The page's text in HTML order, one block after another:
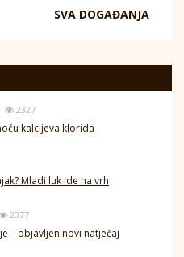
SVA DOGAĐANJA
2327
kalcijeva klorida
Mladi luk ide na vrh
2077
– objavljen novi natječaj